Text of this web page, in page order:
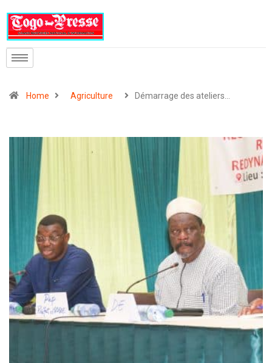
Home Agriculture Démarrage des ateliers…